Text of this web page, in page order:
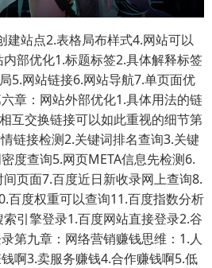
建站点2.表格局布样式4.网站可以
部优化1.标题标签2.具体解释标签
5.网站链接6.网站导航7.单页面优
章：网站外部优化1.具体用法的链
互交换链接可以如此重视的细节第
链接检测2.关键词排名查询3.关键
度查询5.网页META信息先检测6.
页面7.百度近日新收录网上查询8.
百度权重可以查询11.百度指数分析
引擎登录1.百度网站直接登录2.谷
第九章：网络营销赚钱思维：1.人
啊3.卖服务赚钱4.合作赚钱啊5.低